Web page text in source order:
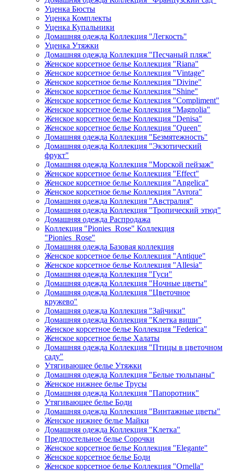
Уценка Бюсты
Уценка Комплекты
Уценка Купальники
Домашняя одежда Коллекция "Легкость"
Уценка Утяжки
Домашняя одежда Коллекция "Песчаный пляж"
Женское корсетное белье Коллекция "Riana"
Женское корсетное белье Коллекция "Vintage"
Женское корсетное белье Коллекция "Divine"
Женское корсетное белье Коллекция "Shine"
Женское корсетное белье Коллекция "Compliment"
Женское корсетное белье Коллекция "Magnolia"
Женское корсетное белье Коллекция "Denisa"
Женское корсетное белье Коллекция "Queen"
Домашняя одежда Коллекция "Безмятежность"
Домашняя одежда Коллекция "Экзотический
фрукт"
Домашняя одежда Коллекция "Морской пейзаж"
Женское корсетное белье Коллекция "Effect"
Женское корсетное белье Коллекция "Angelica"
Женское корсетное белье Коллекция "Avrora"
Домашняя одежда Коллекция "Австралия"
Домашняя одежда Коллекция "Тропический этюд"
Домашняя одежда Распродажа
Коллекция "Pionies_Rose" Коллекция
"Pionies_Rose"
Домашняя одежда Базовая коллекция
Женское корсетное белье Коллекция "Antique"
Женское корсетное белье Коллекция "Allesia"
Домашняя одежда Коллекция "Гуси"
Домашняя одежда Коллекция "Ночные цветы"
Домашняя одежда Коллекция "Цветочное
кружево"
Домашняя одежда Коллекция "Зайчики"
Домашняя одежда Коллекция "Клетка виши"
Женское корсетное белье Коллекция "Federica"
Женское корсетное белье Халаты
Домашняя одежда Коллекция "Птицы в цветочном
саду"
Утягивающее белье Утяжки
Домашняя одежда Коллекция "Белые тюльпаны"
Женское нижнее белье Трусы
Домашняя одежда Коллекция "Папоротник"
Утягивающее белье Боди
Домашняя одежда Коллекция "Винтажные цветы"
Женское нижнее белье Майки
Домашняя одежда Коллекция "Клетка"
Предпостельное белье Сорочки
Женское корсетное белье Коллекция "Elegante"
Женское корсетное белье Боди
Женское корсетное белье Коллекция "Ornella"